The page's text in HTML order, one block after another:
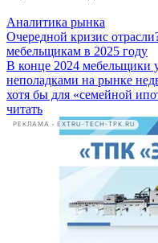
Аналитика рынка
Очередной кризис
мебельщикам в 2025 году
В конце 2024 мебельщики
неполадками на рынке
хотя бы для «семейной
читать
РЕКЛАМА • EXTRU-TECH-TPK.RU